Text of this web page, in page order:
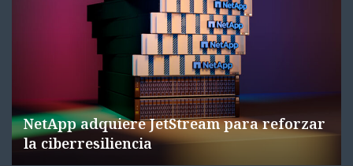
NetApp adquiere JetStream para reforzar
la ciberresiliencia